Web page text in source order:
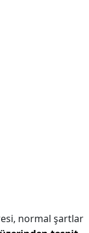
normal şartlar